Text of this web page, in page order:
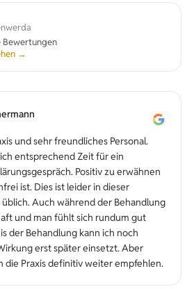
→
und sehr freundliches Personal.
entsprechend Zeit für ein
Positiv zu erwähnen
ist. Dies ist leider in dieser
Auch während der Behandlung
und man fühlt sich rundum gut
der Behandlung kann ich noch
erst später einsetzt. Aber
die Praxis definitiv weiter empfehlen.